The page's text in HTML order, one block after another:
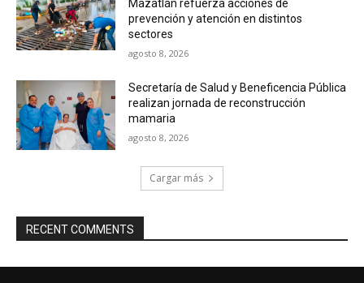
Mazatlán refuerza acciones de
prevención y atención en distintos
sectores
agosto 8, 2026
Secretaría de Salud y Beneficencia Pública
realizan jornada de reconstrucción
mamaria
agosto 8, 2026
Cargar más
RECENT COMMENTS